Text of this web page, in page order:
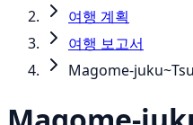
여행 계획
여행 보고서
Magome-